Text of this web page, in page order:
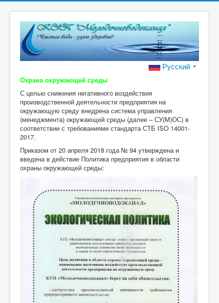
Русский ▼
Охрана окружающей среды
С целью снижения негативного воздействия
производственной деятельности предприятия на
окружающую среду внедрена система управления
(менеджмента) окружающей среды (далее – СУ(М)ОС) в
соответствии с требованиями стандарта СТБ ISO 14001-
2017.
Приказом от 20 апреля 2018 года № 94 утверждена и
введена в действие Политика предприятия в области
охраны окружающей среды: